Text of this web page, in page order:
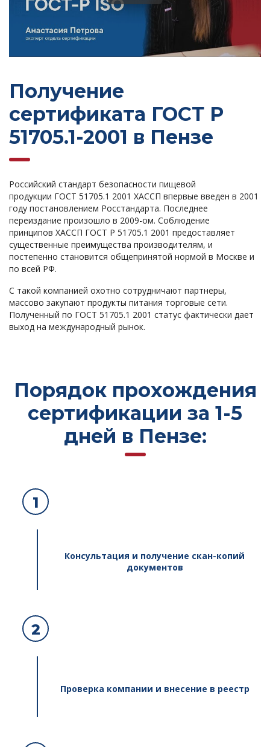
Получение
сертификата ГОСТ Р
51705.1-2001 в Пензе
Российский стандарт безопасности пищевой
продукции ГОСТ 51705.1 2001 ХАССП впервые введен в 2001
году постановлением Росстандарта. Последнее
переиздание произошло в 2009-ом. Соблюдение
принципов ХАССП ГОСТ Р 51705.1 2001 предоставляет
существенные преимущества производителям, и
постепенно становится общепринятой нормой в Москве и
по всей РФ.
С такой компанией охотно сотрудничают партнеры,
массово закупают продукты питания торговые сети.
Полученный по ГОСТ 51705.1 2001 статус фактически дает
выход на международный рынок.
Порядок прохождения
сертификации за 1-5
дней в Пензе:
1
Консультация и получение скан-копий
документов
2
Проверка компании и внесение в реестр